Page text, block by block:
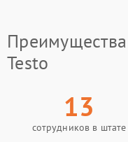
Testo
13
сотрудников в штате